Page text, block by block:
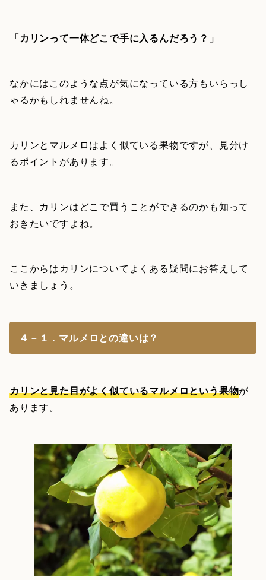
「カリンって一体どこで手に入るんだろう？」
なかにはこのような点が気になっている方もいらっし
ゃるかもしれませんね。
カリンとマルメロはよく似ている果物ですが、見分け
るポイントがあります。
また、カリンはどこで買うことができるのかも知って
おきたいですよね。
ここからはカリンについてよくある疑問にお答えして
いきましょう。
４－１．マルメロとの違いは？
カリンと見た目がよく似ているマルメロという果物が
あります。